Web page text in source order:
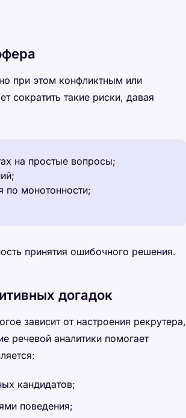
при этом конфликтным или
сократить такие риски, давая
на простые вопросы;
по монотонности;
принятия ошибочного решения.
догадок
зависит от настроения рекрутера,
речевой аналитики помогает
кандидатов;
поведения;